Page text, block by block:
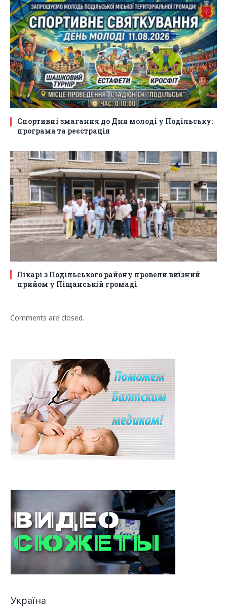
Спортивні змагання до Дня молоді у Подільську:
програма та реєстрація
Лікарі з Подільського району провели виїзний
прийом у Піщанській громаді
Comments are closed.
Україна